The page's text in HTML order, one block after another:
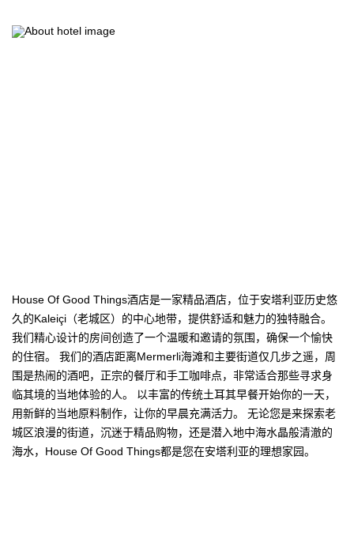
House Of Good Things酒店是一家精品酒店，位于安塔利亚历史悠
久的Kaleiçi（老城区）的中心地带，提供舒适和魅力的独特融合。
我们精心设计的房间创造了一个温暖和邀请的氛围，确保一个愉快
的住宿。 我们的酒店距离Mermerli海滩和主要街道仅几步之遥，周
围是热闹的酒吧，正宗的餐厅和手工咖啡点，非常适合那些寻求身
临其境的当地体验的人。 以丰富的传统土耳其早餐开始你的一天，
用新鲜的当地原料制作，让你的早晨充满活力。 无论您是来探索老
城区浪漫的街道，沉迷于精品购物，还是潜入地中海水晶般清澈的
海水，House Of Good Things都是您在安塔利亚的理想家园。